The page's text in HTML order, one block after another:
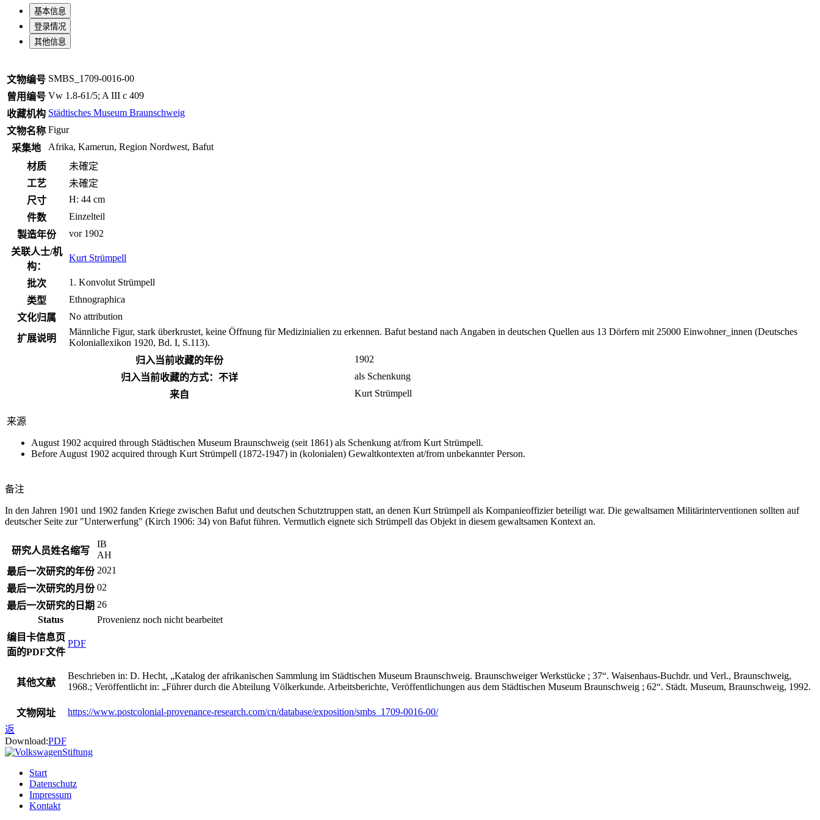
基本信息
登录情况
其他信息
文物编号 SMBS_1709-0016-00
曾用编号 Vw 1.8-61/5; A III c 409
收藏机构 Städtisches Museum Braunschweig
文物名称 Figur
采集地
Afrika, Kamerun, Region Nordwest, Bafut
材质
未確定
工艺
未確定
尺寸
H: 44 cm
件数
Einzelteil
製造年份
vor 1902
关联人士/机
构：
Kurt Strümpell
批次
1. Konvolut Strümpell
类型
Ethnographica
文化归属
No attribution
扩展说明
Männliche Figur, stark überkrustet, keine Öffnung für Medizinialien zu erkennen. Bafut bestand nach Angaben in deutschen Quellen aus 13 Dörfern mit 25000 Einwohner_innen (Deutsches
Koloniallexikon 1920, Bd. I, S.113).
归入当前收藏的年份
1902
归入当前收藏的方式：不详
als Schenkung
来自
Kurt Strümpell
来源
August 1902 acquired through Städtischen Museum Braunschweig (seit 1861) als Schenkung at/from Kurt Strümpell.
Before August 1902 acquired through Kurt Strümpell (1872-1947) in (kolonialen) Gewaltkontexten at/from unbekannter Person.
备注
In den Jahren 1901 und 1902 fanden Kriege zwischen Bafut und deutschen Schutztruppen statt, an denen Kurt Strümpell als Kompanieoffizier beteiligt war. Die gewaltsamen Militärinterventionen sollten auf
deutscher Seite zur "Unterwerfung" (Kirch 1906: 34) von Bafut führen. Vermutlich eignete sich Strümpell das Objekt in diesem gewaltsamen Kontext an.
研究人员姓名缩写
IB
AH
最后一次研究的年份 2021
最后一次研究的月份 02
最后一次研究的日期 26
Status
Provenienz noch nicht bearbeitet
编目卡信息页
面的PDF文件
PDF
其他文献
Beschrieben in: D. Hecht, „Katalog der afrikanischen Sammlung im Städtischen Museum Braunschweig. Braunschweiger Werkstücke ; 37“. Waisenhaus-Buchdr. und Verl., Braunschweig,
1968.; Veröffentlicht in: „Führer durch die Abteilung Völkerkunde. Arbeitsberichte, Veröffentlichungen aus dem Städtischen Museum Braunschweig ; 62“. Städt. Museum, Braunschweig, 1992.
文物网址
https://www.postcolonial-provenance-research.com/cn/database/exposition/smbs_1709-0016-00/
返
Download:PDF
Start
Datenschutz
Impressum
Kontakt